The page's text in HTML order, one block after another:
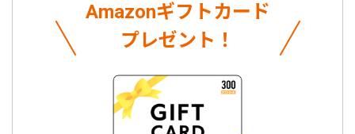
Amazonギフトカード
プレゼント！